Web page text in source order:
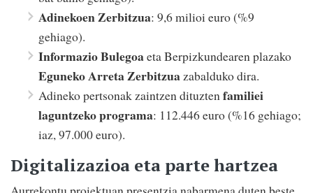
Adinekoen Zerbitzua: 9,6 milioi euro (%9
gehiago).
Informazio Bulegoaeta Berpizkundearen plazako
Eguneko Arreta Zerbitzuazabalduko dira.
Adineko pertsonak zaintzen dituztenfamiliei
laguntzeko programa: 112.446 euro (%16 gehiago;
iaz, 97.000 euro).
Digitalizazioa eta parte hartzea